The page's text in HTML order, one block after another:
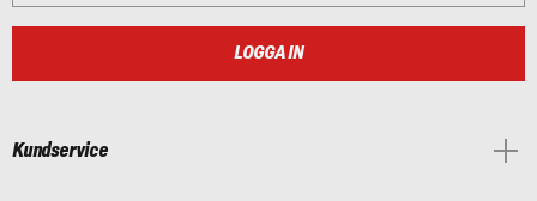
LOGGA IN
Kundservice